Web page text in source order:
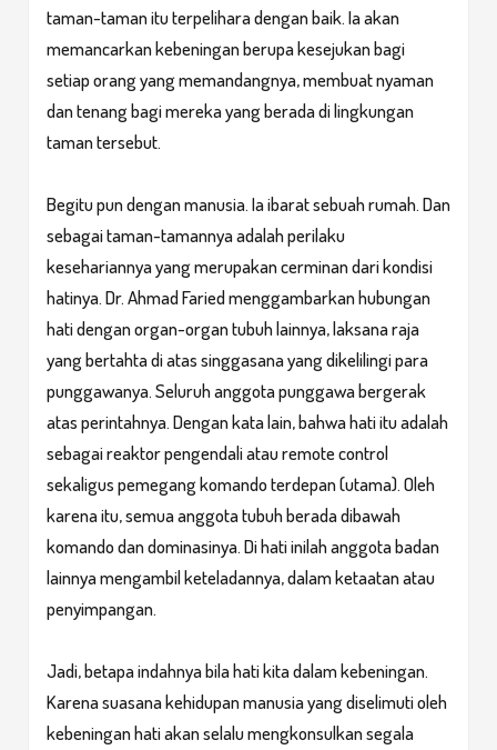
taman-taman itu terpelihara dengan baik. Ia akan
memancarkan kebeningan berupa kesejukan bagi
setiap orang yang memandangnya, membuat nyaman
dan tenang bagi mereka yang berada di lingkungan
taman tersebut.
Begitu pun dengan manusia. Ia ibarat sebuah rumah. Dan
sebagai taman-tamannya adalah perilaku
kesehariannya yang merupakan cerminan dari kondisi
hatinya. Dr. Ahmad Faried menggambarkan hubungan
hati dengan organ-organ tubuh lainnya, laksana raja
yang bertahta di atas singgasana yang dikelilingi para
punggawanya. Seluruh anggota punggawa bergerak
atas perintahnya. Dengan kata lain, bahwa hati itu adalah
sebagai reaktor pengendali atau remote control
sekaligus pemegang komando terdepan (utama). Oleh
karena itu, semua anggota tubuh berada dibawah
komando dan dominasinya. Di hati inilah anggota badan
lainnya mengambil keteladannya, dalam ketaatan atau
penyimpangan.
Jadi, betapa indahnya bila hati kita dalam kebeningan.
Karena suasana kehidupan manusia yang diselimuti oleh
kebeningan hati akan selalu mengkonsulkan segala